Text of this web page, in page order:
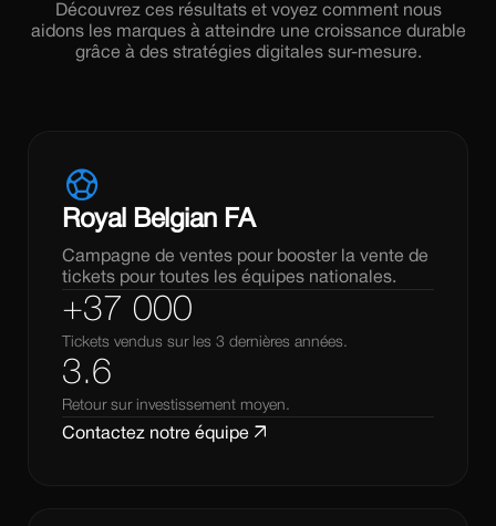
Découvrez ces résultats et voyez comment nous
aidons les marques à atteindre une croissance durable
grâce à des stratégies digitales sur-mesure.
sports_soccer
Royal Belgian FA
Campagne de ventes pour booster la vente de
tickets pour toutes les équipes nationales.
+37 000
Tickets vendus sur les 3 dernières années.
3.6
Retour sur investissement moyen.
Contactez notre équipe arrow_outward